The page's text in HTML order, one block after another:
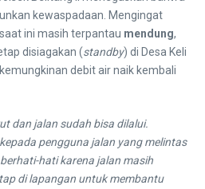
kewaspadaan. Mengingat
ini masih terpantau mendung,
disiagakan (standby) di Desa Keli
debit air naik kembali
dan jalan sudah bisa dilalui.
pengguna jalan yang melintas
hati karena jalan masih
di lapangan untuk membantu